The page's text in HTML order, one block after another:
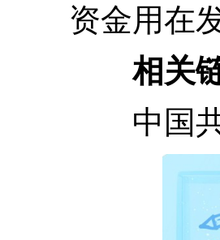
资金用在
相关
中国